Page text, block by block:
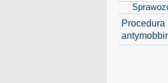
Procedura